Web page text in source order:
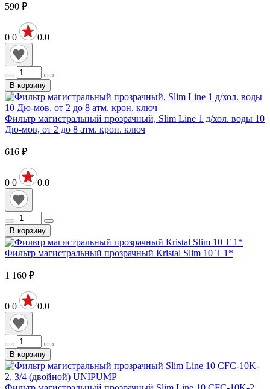
590 ₽
0 0 0.0
В корзину
Фильтр магистральный прозрачный, Slim Line 1 д/хол. воды 10
Дю-мов, от 2 до 8 атм. крон. ключ
616 ₽
0 0 0.0
В корзину
Фильтр магистральный прозрачный Кristal Slim 10 Т 1*
1 160 ₽
0 0 0.0
В корзину